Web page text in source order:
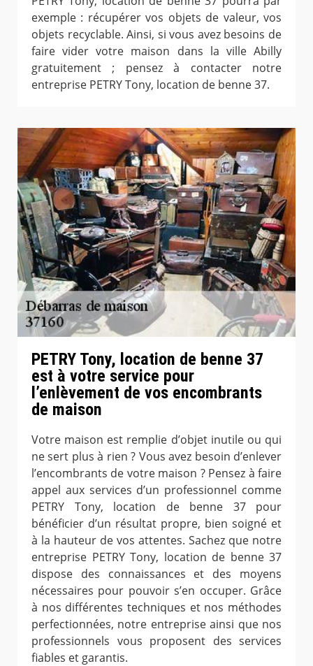
exemple : récupérer vos objets de valeur, vos
objets recyclable. Ainsi, si vous avez besoins de
faire vider votre maison dans la ville Abilly
gratuitement ; pensez à contacter notre
entreprise PETRY Tony, location de benne 37.
PETRY Tony, location de benne 37
est à votre service pour
l’enlèvement de vos encombrants
de maison
Votre maison est remplie d’objet inutile ou qui
ne sert plus à rien ? Vous avez besoin d’enlever
l’encombrants de votre maison ? Pensez à faire
appel aux services d’un professionnel comme
PETRY Tony, location de benne 37 pour
bénéficier d’un résultat propre, bien soigné et
à la hauteur de vos attentes. Sachez que notre
entreprise PETRY Tony, location de benne 37
dispose des connaissances et des moyens
nécessaires pour pouvoir s’en occuper. Grâce
à nos différentes techniques et nos méthodes
perfectionnées, notre entreprise ainsi que nos
professionnels vous proposent des services
fiables et garantis.